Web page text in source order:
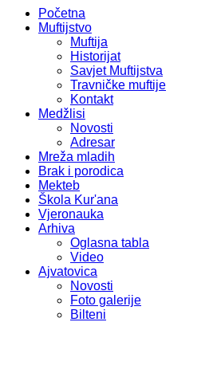
Početna
Muftijstvo
Muftija
Historijat
Savjet Muftijstva
Travničke muftije
Kontakt
Medžlisi
Novosti
Adresar
Mreža mladih
Brak i porodica
Mekteb
Škola Kur'ana
Vjeronauka
Arhiva
Oglasna tabla
Video
Ajvatovica
Novosti
Foto galerije
Bilteni